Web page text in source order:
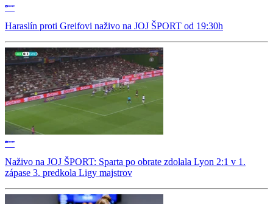
Haraslín proti Greifovi naživo na JOJ ŠPORT od 19:30h
Naživo na JOJ ŠPORT: Sparta po obrate zdolala Lyon 2:1 v 1.
zápase 3. predkola Ligy majstrov